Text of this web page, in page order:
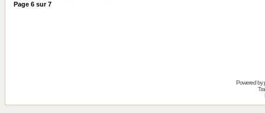
Page 6 sur7
Powered by